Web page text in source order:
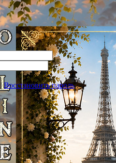
|Восстановить пароль